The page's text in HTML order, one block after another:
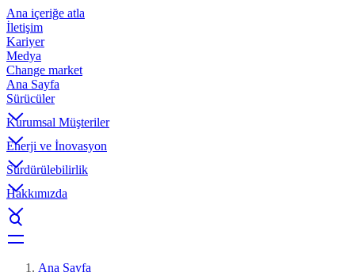
Ana içeriğe atla
İletişim
Kariyer
Medya
Change market
Ana Sayfa
Sürücüler
Kurumsal Müşteriler
Enerji ve İnovasyon
Sürdürülebilirlik
Hakkımızda
Ana Sayfa